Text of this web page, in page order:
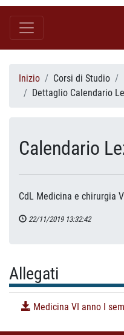
Inizio Corsi di Studio
Dettaglio Calendario
Calendario
CdL Medicina e chirurgia
22/11/2019 13:32:42
Allegati
Medicina VI anno I